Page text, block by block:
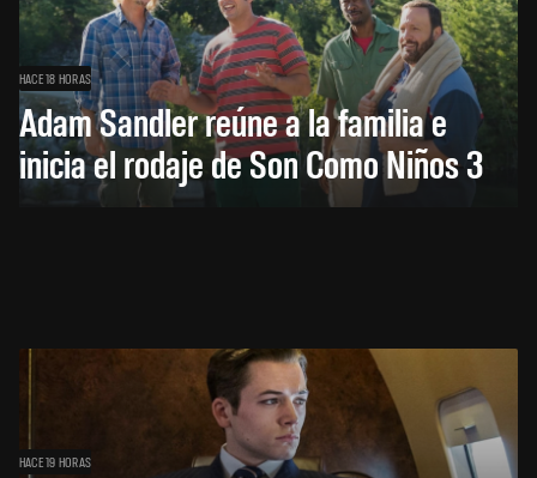
HACE 18 HORAS
Adam Sandler reúne a la familia e
inicia el rodaje de Son Como Niños 3
HACE 19 HORAS